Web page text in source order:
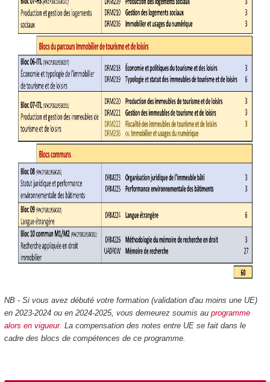
NB - Si vous avez débuté votre formation (validation d'au moins une UE)
en 2023-2024 ou en 2024-2025, vous demeurez soumis au programme
alors en vigueur. La compensation des notes entre UE se fait dans le
cadre des blocs de compétences de ce programme.